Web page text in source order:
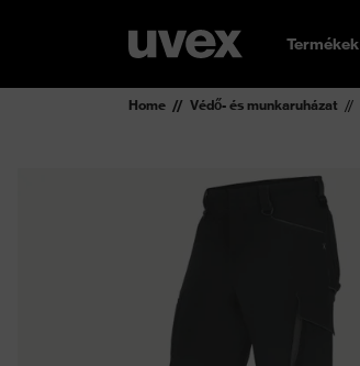
Termékek
Home Védő- és munkaruházat